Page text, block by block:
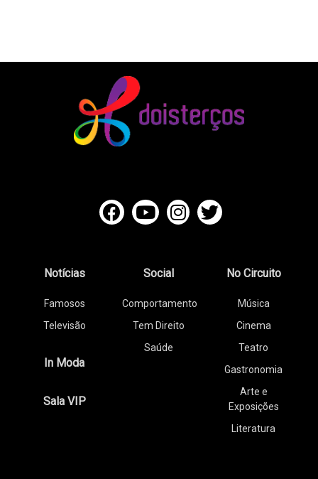
Notícias
Famosos
Televisão
In Moda
Sala VIP
Social
Comportamento
Tem Direito
Saúde
No Circuito
Música
Cinema
Teatro
Gastronomia
Arte e
Exposições
Literatura